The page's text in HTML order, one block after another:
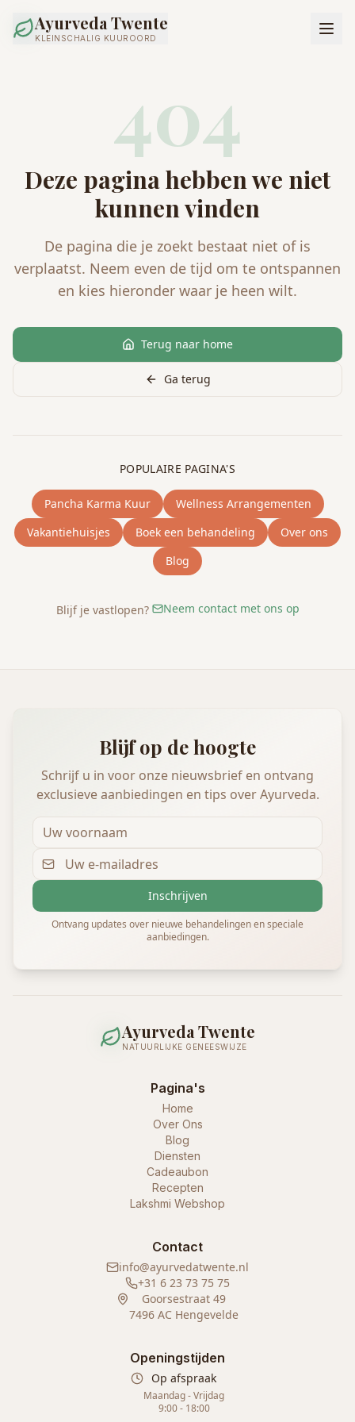
Ayurveda Twente
KLEINSCHALIG KUUROORD
404
Deze pagina hebben we niet
kunnen vinden
De pagina die je zoekt bestaat niet of is
verplaatst. Neem even de tijd om te ontspannen
en kies hieronder waar je heen wilt.
Terug naar home
Ga terug
POPULAIRE PAGINA'S
Pancha Karma Kuur
Wellness Arrangementen
Vakantiehuisjes
Boek een behandeling
Over ons
Blog
Blijf je vastlopen? Neem contact met ons op
Blijf op de hoogte
Schrijf u in voor onze nieuwsbrief en ontvang
exclusieve aanbiedingen en tips over Ayurveda.
Inschrijven
Ontvang updates over nieuwe behandelingen en speciale
aanbiedingen.
Ayurveda Twente
NATUURLIJKE GENEESWIJZE
Pagina's
Home
Over Ons
Blog
Diensten
Cadeaubon
Recepten
Lakshmi Webshop
Contact
info@ayurvedatwente.nl
+31 6 23 73 75 75
Goorsestraat 49
7496 AC Hengevelde
Openingstijden
Op afspraak
Maandag - Vrijdag
9:00 - 18:00